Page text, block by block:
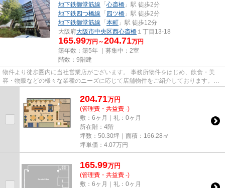
地下鉄御堂筋線 「心斎橋 」駅 徒歩2分
地下鉄四つ橋線 「四ツ橋 」駅 徒歩2分
地下鉄御堂筋線 「本町 」駅 徒歩12分
大阪府大阪市中央区西心斎橋 １丁目13-18
165.99万円～204.71万円
築年数：築5年 ｜募集中： 2室
階数：9階建
物件より徒歩圏内に当社営業店がございます。 事務所物件をはじめ、飲食・美
容・物販などの様々な業種のニーズに応じて店舗物件をご紹介しております。
尚、弊社ではおとり広告は一切...
204.71万円
(管理費・共益費 -)
敷：6ヶ月｜礼：0ヶ月
所在階：4階
坪数：50.30坪｜面積：166.28㎡
坪単価： 4.07万円
165.99万円
(管理費・共益費 -)
敷：6ヶ月｜礼：0ヶ月